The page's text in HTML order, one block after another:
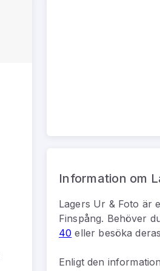
Information om
Lagers Ur & Foto är
Finspång. Behöver
40 eller besöka deras
Enligt den